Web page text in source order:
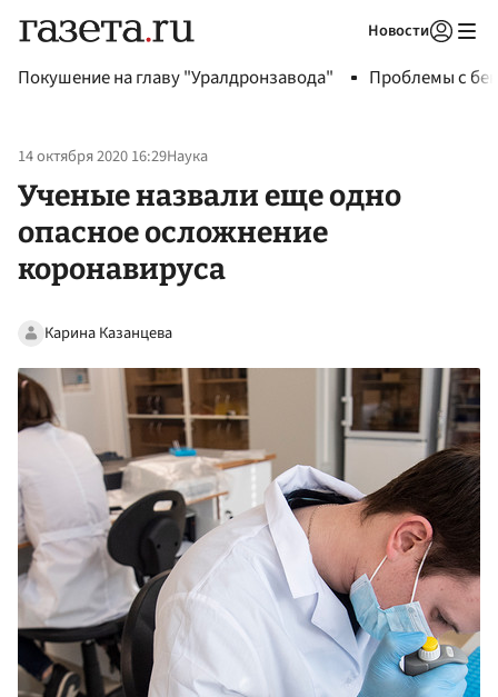
Новости
Покушение на главу "Уралдронзавода" Проблемы с
14 октября 2020 16:29Наука
Ученые назвали еще одно
опасное осложнение
коронавируса
Карина Казанцева